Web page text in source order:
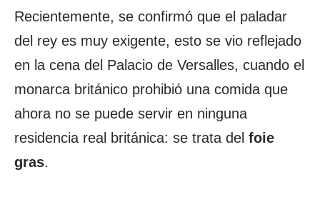
Recientemente, se confirmó que el paladar
del rey es muy exigente, esto se vio reflejado
en la cena del Palacio de Versalles, cuando el
monarca británico prohibió una comida que
ahora no se puede servir en ninguna
residencia real británica: se trata del foie
gras.